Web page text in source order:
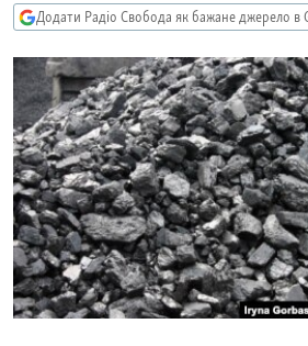
УКРАЇНА
СВІТ
СХЕМИ
КИТАЙ.ВИКЛИКИ
МУЛЬТИМЕДІА
ФОТО
СПЕЦПРОЄКТИ
ПОДКАСТИ
КРИМ РЕАЛІЇ
РУС
Додати Радіо Свобода як бажане джерело в